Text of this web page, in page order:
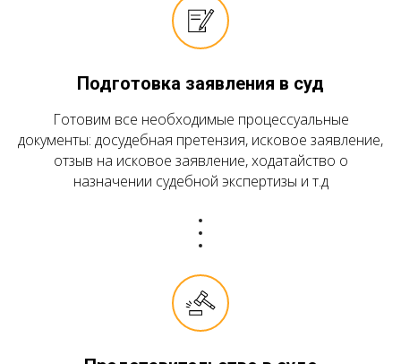
Подготовка заявления в суд
Готовим все необходимые процессуальные
документы: досудебная претензия, исковое заявление,
отзыв на исковое заявление, ходатайство о
назначении судебной экспертизы и т.д